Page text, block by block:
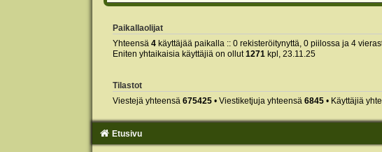
Paikallaolijat
Yhteensä 4käyttäjää paikalla :: 0 rekisteröitynyttä, 0 piilossa ja 4
Eniten yhtaikaisia käyttäjiä on ollut1271kpl, 23.11.25
Tilastot
Viestejä yhteensä 675425• Viestiketjuja yhteensä 6845• Käyttäjiä
Etusivu